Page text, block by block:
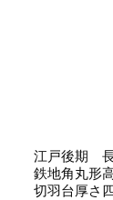
江戸後期
鉄地角丸形
切羽台厚さ